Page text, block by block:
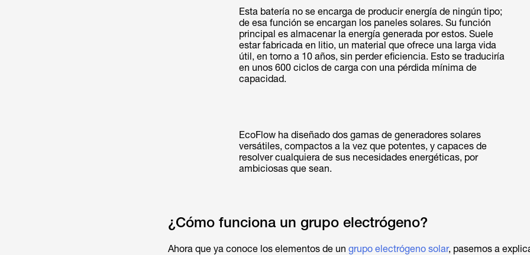
Esta batería no se encarga de producir energía de ningún tipo;
de esa función se encargan los paneles solares. Su función
principal es almacenar la energía generada por estos. Suele
estar fabricada en litio, un material que ofrece una larga vida
útil, en torno a 10 años, sin perder eficiencia. Esto se traduciría
en unos 600 ciclos de carga con una pérdida mínima de
capacidad.
EcoFlow ha diseñado dos gamas de generadores solares
versátiles, compactos a la vez que potentes, y capaces de
resolver cualquiera de sus necesidades energéticas, por
ambiciosas que sean.
¿Cómo funciona un grupo electrógeno?
Ahora que ya conoce los elementos de un grupo electrógeno solar, pasemos a